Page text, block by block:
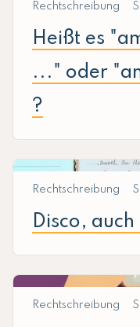
Rechtschreibung
Heißt es
..." oder
?
Rechtschreibung
Disco, auch
Rechtschreibung